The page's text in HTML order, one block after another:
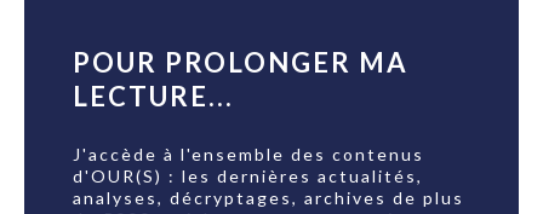
POUR PROLONGER MA
LECTURE...
J'accède à l'ensemble des contenus
d'OUR(S) : les dernières actualités,
analyses, décryptages, archives de plus